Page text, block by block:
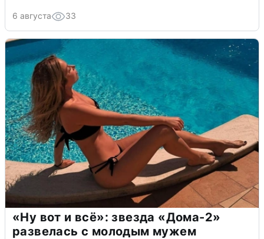
6 августа 33
«Ну вот и всё»: звезда «Дома-2»
развелась с молодым мужем